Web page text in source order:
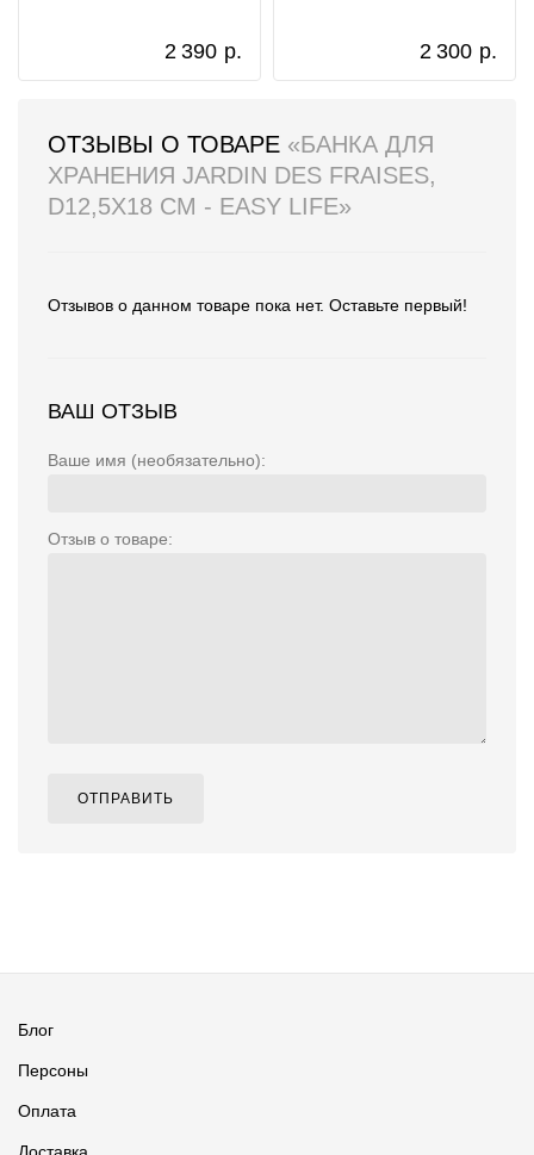
2 390 р. 2 300 р.
ОТЗЫВЫ О ТОВАРЕ «БАНКА ДЛЯ
ХРАНЕНИЯ JARDIN DES FRAISES,
D12,5Х18 СМ - EASY LIFE»
Отзывов о данном товаре пока нет. Оставьте первый!
ВАШ ОТЗЫВ
Ваше имя (необязательно):
Отзыв о товаре:
ОТПРАВИТЬ
Блог
Персоны
Оплата